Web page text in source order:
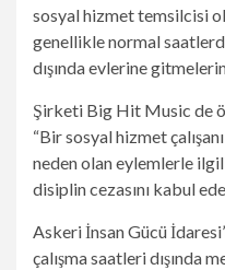
sosyal hizmet temsilcisi
genellikle normal
dışında evlerine
Şirketi Big Hit Music de
“Bir sosyal hizmet
neden olan eylemlerle
disiplin cezasını kabul
Askeri İnsan Gücü
çalışma saatleri dışında